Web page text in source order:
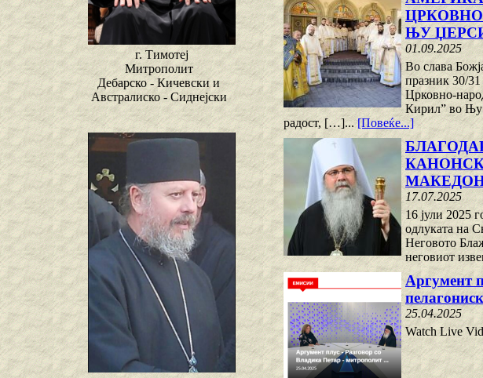
г. Тимотеј
Митрополит
Дебарско - Кичевски и
Австралиско - Сиднејски
ЦРКОВНО
ЊУ
01.09.2025
Во слава
празник 30/
Црковно-
Кирил” во Њу
радост, […]...[Повеќе...]
17.07.2025
16 јули 2025
одлуката на
Неговото
неговиот
Аргумент
25.04.2025
Watch Live